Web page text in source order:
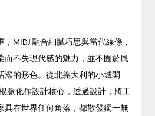
MIDJ 融合細膩巧思與當代線條，
而不失現代感的魅力，並不囿於風
潑的形色。從北義大利的小城開
脈化作設計核心，透過設計，將工
具在世界任何角落，都散發獨一無